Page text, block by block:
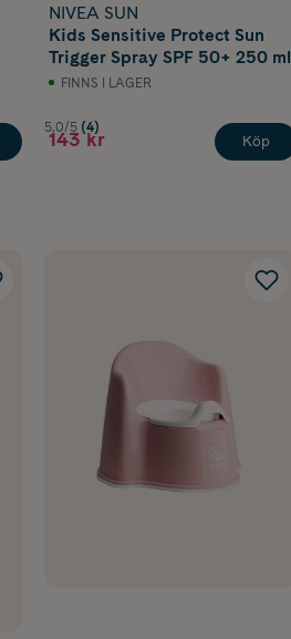
NIVEA SUN
Kids Sensitive Protect Sun
Trigger Spray SPF 50+ 250 ml
FINNS I LAGER
5.0/5 (4)
143 kr Köp